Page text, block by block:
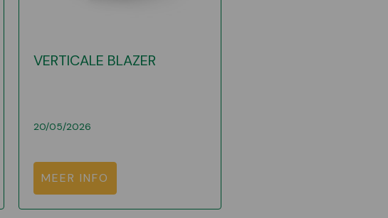
VERTICALE BLAZER
20/05/2026
MEER INFO